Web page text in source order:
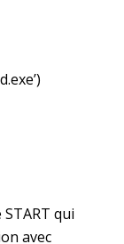
qui
avec